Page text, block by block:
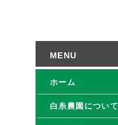
ホーム
白糸農園について